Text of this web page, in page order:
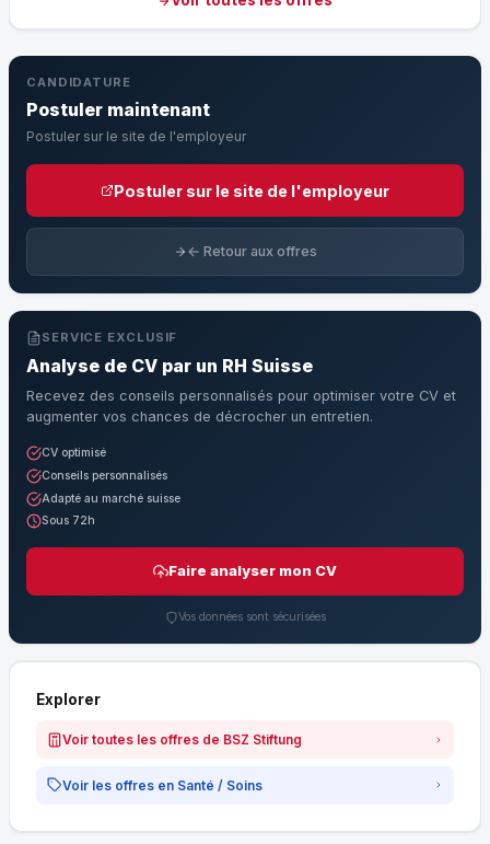
CANDIDATURE
Postuler maintenant
Postuler sur le site de l'employeur
Postuler sur le site de l'employeur
← Retour aux offres
SERVICE EXCLUSIF
Analyse de CV par un RH Suisse
Recevez des conseils personnalisés pour optimiser votre CV et
augmenter vos chances de décrocher un entretien.
CV optimisé
Conseils personnalisés
Adapté au marché suisse
Sous 72h
Faire analyser mon CV
Vos données sont sécurisées
Explorer
Voir toutes les offres de BSZ Stiftung
Voir les offres en Santé / Soins